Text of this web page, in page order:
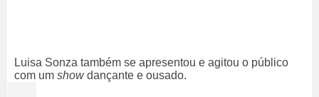
Luisa Sonza também se apresentou e agitou o público
com um showdançante e ousado.